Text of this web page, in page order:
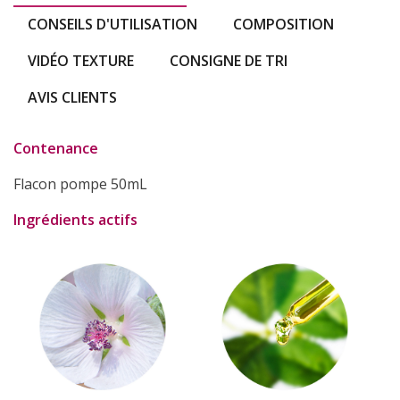
CONSEILS D'UTILISATION
COMPOSITION
VIDÉO TEXTURE
CONSIGNE DE TRI
AVIS CLIENTS
Contenance
Flacon pompe 50mL
Ingrédients actifs